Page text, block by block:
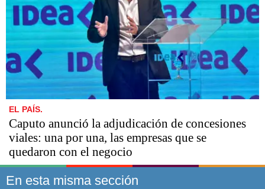
EL PAÍS.
Caputo anunció la adjudicación de concesiones
viales: una por una, las empresas que se
quedaron con el negocio
En esta misma sección